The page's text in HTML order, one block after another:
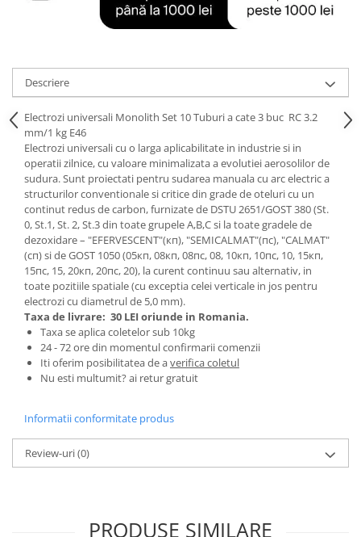
Tractoraș de tuns gazonul
deplumatoare
Echipamente pentru animale
Aparate de tuns animale
Piese si accesorii aparate de tuns
animale
Tarcuri animale
Semanatori
Masini batut stalpi si accesorii
Roabe & accesorii
Casute gradina si cutii depozitare
Mobilier gradina
Corturi, Prelate si plase de
umbrire
Lopeti zapada
Zdrobitoare si teascuri
Zdrobitoare electrice
Zdrobitoare electrice & manuale
Zdrobitoare manuale
Descriere
Electrozi universali Monolith Set 10 Tuburi a cate 3 buc RC 3.2
mm/1 kg E46
Electrozi universali cu o larga aplicabilitate in industrie si in
operatii zilnice, cu valoare minimalizata a evolutiei aerosolilor de
sudura. Sunt proiectati pentru sudarea manuala cu arc electric a
structurilor conventionale si critice din grade de oteluri cu un
continut redus de carbon, furnizate de DSTU 2651/GOST 380 (St.
0, St.1, St. 2, St.3 din toate grupele A,B,C si la toate gradele de
dezoxidare – "EFERVESCENT"(кп), "SEMICALMAT"(пс), "CALMAT"
(сп) si de GOST 1050 (05кп, 08кп, 08пс, 08, 10кп, 10пс, 10, 15кп,
15пс, 15, 20кп, 20пс, 20), la curent continuu sau alternativ, in
toate pozitiile spatiale (cu exceptia celei verticale in jos pentru
electrozi cu diametrul de 5,0 mm).
Taxa de livrare: 30 LEI oriunde in Romania.
Taxa se aplica coletelor sub 10kg
24 - 72 ore din momentul confirmarii comenzii
Iti oferim posibilitatea de averifica coletul
Nu esti multumit? ai retur gratuit
Informatii conformitate produs
Review-uri(0)
PRODUSE SIMILARE